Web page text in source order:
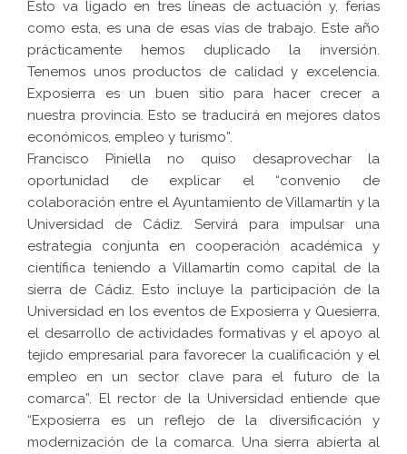
Esto va ligado en tres líneas de actuación y, ferias
como esta, es una de esas vías de trabajo. Este año
prácticamente hemos duplicado la inversión.
Tenemos unos productos de calidad y excelencia.
Exposierra es un buen sitio para hacer crecer a
nuestra provincia. Esto se traducirá en mejores datos
económicos, empleo y turismo”.
Francisco Piniella no quiso desaprovechar la
oportunidad de explicar el “convenio de
colaboración entre el Ayuntamiento de Villamartín y la
Universidad de Cádiz. Servirá para impulsar una
estrategia conjunta en cooperación académica y
científica teniendo a Villamartín como capital de la
sierra de Cádiz. Esto incluye la participación de la
Universidad en los eventos de Exposierra y Quesierra,
el desarrollo de actividades formativas y el apoyo al
tejido empresarial para favorecer la cualificación y el
empleo en un sector clave para el futuro de la
comarca”. El rector de la Universidad entiende que
“Exposierra es un reflejo de la diversificación y
modernización de la comarca. Una sierra abierta al